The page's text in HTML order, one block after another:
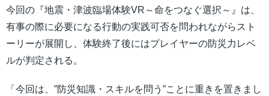
今回の『地震・津波臨場体験VR～命をつなぐ選択～』は、
有事の際に必要になる行動の実践可否を問われながらスト
ーリーが展開し、体験終了後にはプレイヤーの防災力レベ
ルが判定される。
「今回は、”防災知識・スキルを問う”ことに重きを置きまし